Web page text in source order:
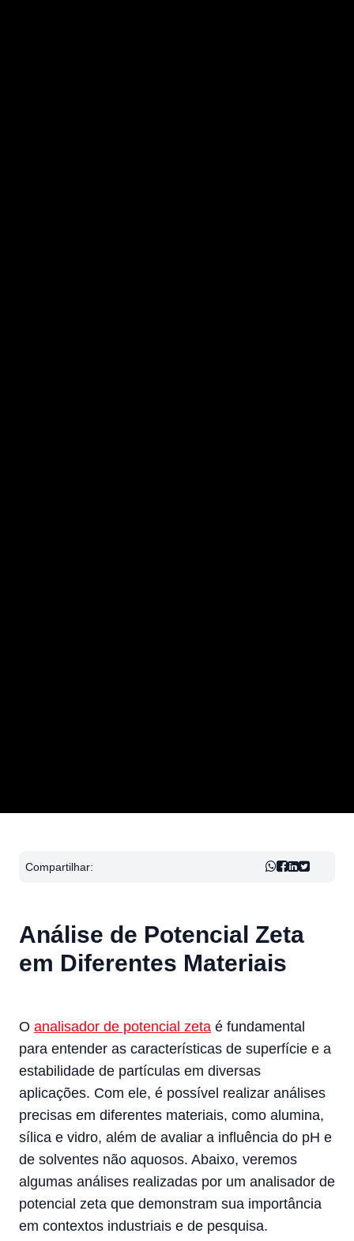
Compartilhar:
Análise de Potencial Zeta
em Diferentes Materiais
O analisador de potencial zeta é fundamental
para entender as características de superfície e a
estabilidade de partículas em diversas
aplicações. Com ele, é possível realizar análises
precisas em diferentes materiais, como alumina,
sílica e vidro, além de avaliar a influência do pH e
de solventes não aquosos. Abaixo, veremos
algumas análises realizadas por um analisador de
potencial zeta que demonstram sua importância
em contextos industriais e de pesquisa.